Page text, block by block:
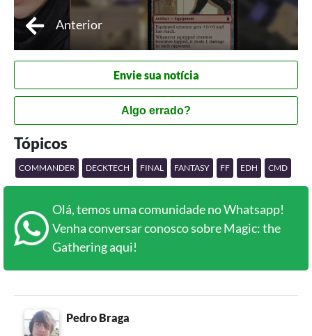
Anterior
Envie sua notícia
Algo errado?
Tópicos
COMMANDER DECKTECH FINAL FANTASY FF EDH CMD
Olá, temos uma comunidade no Whatsapp!
Venha conversar conosco sobre Magic: the
Gathering aqui!
Pedro Braga